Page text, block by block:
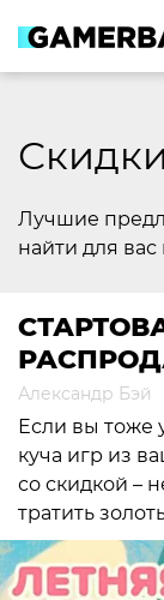
content
Скидки
Лучшие
найти для вас
Александр Бэй
Если вы тоже
куча игр из
со скидкой –
тратить